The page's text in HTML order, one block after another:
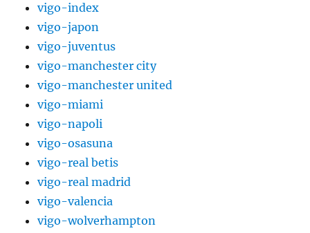
vigo-index
vigo-japon
vigo-juventus
vigo-manchester city
vigo-manchester united
vigo-miami
vigo-napoli
vigo-osasuna
vigo-real betis
vigo-real madrid
vigo-valencia
vigo-wolverhampton